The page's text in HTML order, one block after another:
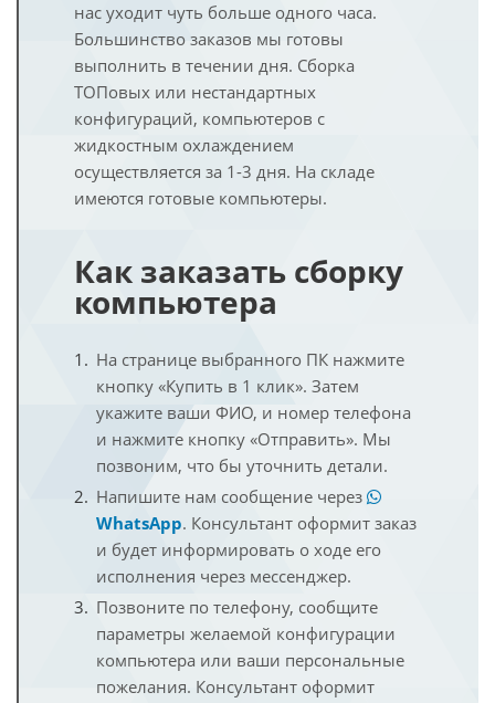
нас уходит чуть больше одного часа.
Большинство заказов мы готовы
выполнить в течении дня. Сборка
ТОПовых или нестандартных
конфигураций, компьютеров с
жидкостным охлаждением
осуществляется за 1-3 дня. На складе
имеются готовые компьютеры.
Как заказать сборку
компьютера
На странице выбранного ПК нажмите
кнопку «Купить в 1 клик». Затем
укажите ваши ФИО, и номер телефона
и нажмите кнопку «Отправить». Мы
позвоним, что бы уточнить детали.
Напишите нам сообщение через
WhatsApp. Консультант оформит заказ
и будет информировать о ходе его
исполнения через мессенджер.
Позвоните по телефону, сообщите
параметры желаемой конфигурации
компьютера или ваши персональные
пожелания. Консультант оформит